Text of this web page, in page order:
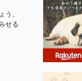
う。
せる